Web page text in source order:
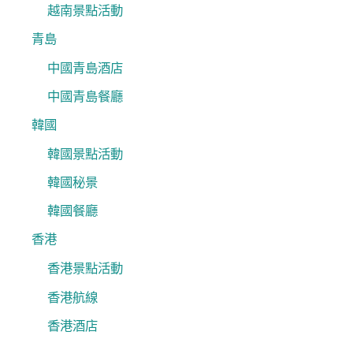
越南景點活動
青島
中國青島酒店
中國青島餐廳
韓國
韓國景點活動
韓國秘景
韓國餐廳
香港
香港景點活動
香港航線
香港酒店